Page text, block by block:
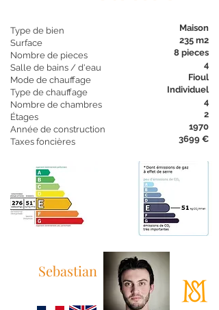
Type de bien
Surface
Nombre de pieces
Salle de bains / d'eau
Mode de chauffage
Type de chauffage
Nombre de chambres
Étages
Année de construction
Taxes foncières
Maison
235 m2
8 pieces
4
Fioul
Individuel
4
2
1970
3699 €
Sebastian